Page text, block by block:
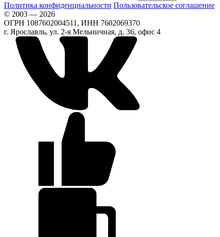
Политика конфиденциальности Пользовательское соглашение
© 2003 — 2026
ОГРН 1087602004511, ИНН 7602069370
г. Ярославль, ул. 2-я Мельничная, д. 36, офис 4